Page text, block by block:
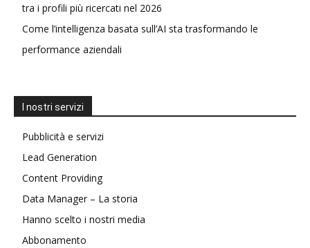
tra i profili più ricercati nel 2026
Come l’intelligenza basata sull’AI sta trasformando le
performance aziendali
I nostri servizi
Pubblicità e servizi
Lead Generation
Content Providing
Data Manager – La storia
Hanno scelto i nostri media
Abbonamento